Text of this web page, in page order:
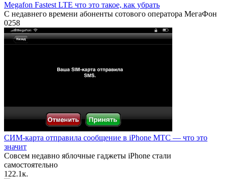
Megafon Fastest LTE что это такое, как убрать
С недавнего времени абоненты сотового оператора МегаФон
0258
СИМ-карта отправила сообщение в iPhone МТС — что это
значит
Совсем недавно яблочные гаджеты iPhone стали
самостоятельно
122.1к.